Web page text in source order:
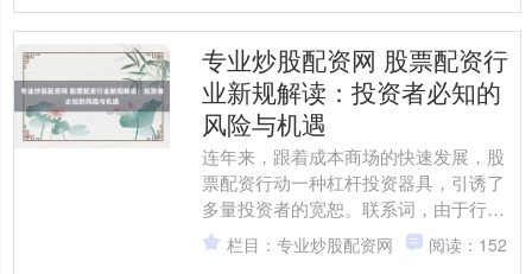
专业炒股配资网 股票配资行
业新规解读：投资者必知的
风险与机遇
连年来，跟着成本商场的快速发展，股
票配资行动一种杠杆投资器具，引诱了
多量投资者的宽恕。联系词，由于行业
永久缺少谐和监管，配资乱象频发，投
资者权利受损事件无独有偶....
栏目：专业炒股配资网 阅读：152